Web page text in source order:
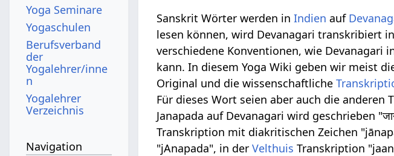
Sanskrit Wörter werden inIndien auf
lesen können, wird Devanagari transkribiert
verschiedene Konventionen, wie Devanagari
kann. In diesem Yoga Wiki geben wir meist
Original und die wissenschaftliche
Für dieses Wort seien aber auch die
Janapada auf Devanagari wird geschrieben
Transkription mit diakritischen Zeichen
"jAnapada", in derVelthuis Transkription
Yoga Seminare
Yogaschulen
Berufsverband
der
Yogalehrer/inne
n
Yogalehrer
Verzeichnis
Navigation